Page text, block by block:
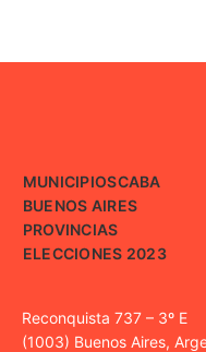
MUNICIPIOSCABA
BUENOS AIRES
PROVINCIAS
ELECCIONES 2023
Reconquista 737 – 3º E
(1003) Buenos Aires,